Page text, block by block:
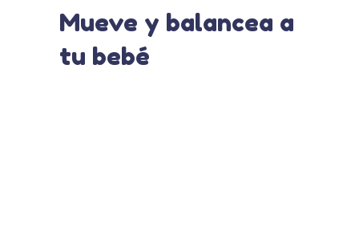
Mueve y balancea a
tu bebé